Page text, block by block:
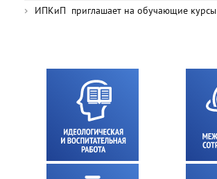
ИПКиП приглашает на обучающие курсы